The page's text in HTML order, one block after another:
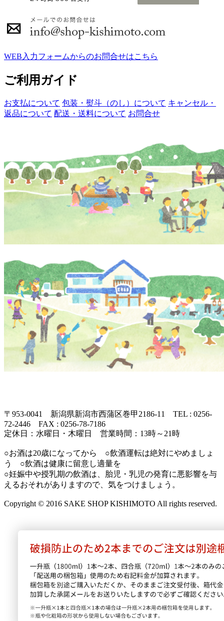
WEB入力フォームからのお問合せはこちら
ご利用ガイド
お支払について 包装・熨斗（のし）について キャンセル・
返品について 配送・送料について お問合せ
〒953-0041 新潟県新潟市西蒲区巻甲2186-11 TEL : 0256-
72-2446 FAX : 0256-78-7186
定休日：水曜日・木曜日 営業時間：13時～21時
○お酒は20歳になってから ○飲酒運転は絶対にやめましょ
う ○飲酒は健康に留意し適量を
○妊娠中や授乳期の飲酒は、胎児・乳児の発育に悪影響を与
えるおそれがありますので、気をつけましょう。
Copyright © 2016 SAKE SHOP KISHIMOTO All rights reserved.